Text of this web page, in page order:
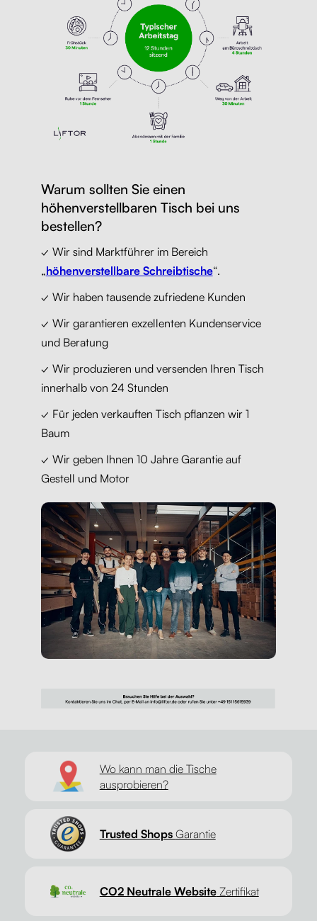
Warum sollten Sie einen
höhenverstellbaren Tisch bei uns
bestellen?
✓ Wir sind Marktführer im Bereich
„höhenverstellbare Schreibtische“.
✓ Wir haben tausende zufriedene Kunden
✓ Wir garantieren exzellenten Kundenservice
und Beratung
✓ Wir produzieren und versenden Ihren Tisch
innerhalb von 24 Stunden
✓ Für jeden verkauften Tisch pflanzen wir 1
Baum
✓ Wir geben Ihnen 10 Jahre Garantie auf
Gestell und Motor
Wo kann man die Tische
ausprobieren?
Trusted Shops Garantie
CO2 Neutrale WebsiteZertifikat